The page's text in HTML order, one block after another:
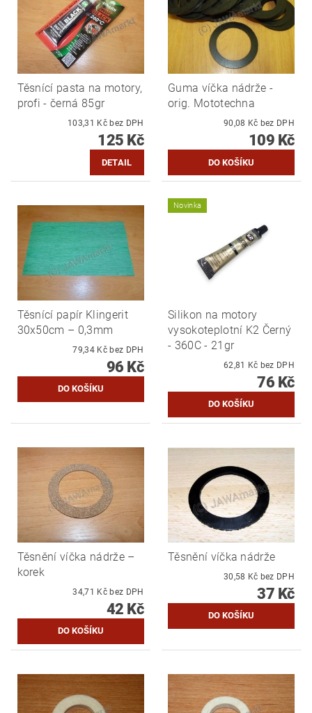
Těsnící pasta na motory,
profi - černá 85gr
103,31 Kč bez DPH
125 Kč
DETAIL
Guma víčka nádrže -
orig. Mototechna
90,08 Kč bez DPH
109 Kč
Těsnící papír Klingerit
30x50cm – 0,3mm
79,34 Kč bez DPH
96 Kč
Novinka
Silikon na motory
vysokoteplotní K2 Černý
- 360C - 21gr
62,81 Kč bez DPH
76 Kč
Těsnění víčka nádrže –
korek
34,71 Kč bez DPH
42 Kč
Těsnění víčka nádrže
30,58 Kč bez DPH
37 Kč